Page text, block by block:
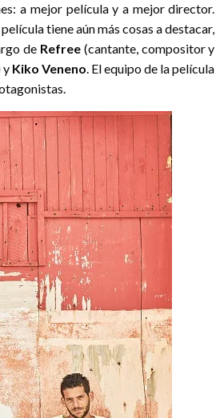
a mejor película y a mejor director.
tiene aún más cosas a destacar,
de Refree(cantante, compositor y
y Kiko Veneno. El equipo de la película